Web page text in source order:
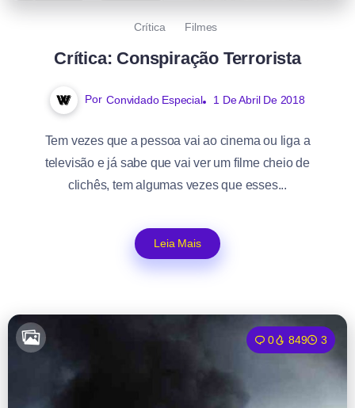
Crítica Filmes
Crítica: Conspiração Terrorista
Por Convidado Especial 1 De Abril De 2018
Tem vezes que a pessoa vai ao cinema ou liga a
televisão e já sabe que vai ver um filme cheio de
clichês, tem algumas vezes que esses...
Leia Mais
0 849 3